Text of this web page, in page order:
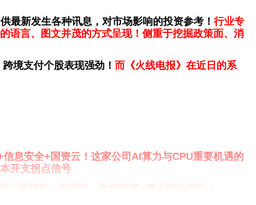
最新发生各种讯息，对市场影响的投资参考！ 行业专
语言、图文并茂的方式呈现！ 侧重于挖掘政策面、消
境支付个股表现强劲！ 而《火线电报》在近日的系
息安全+国资云！ 这家公司AI算力与CPU重要机遇的
开支拐点信号